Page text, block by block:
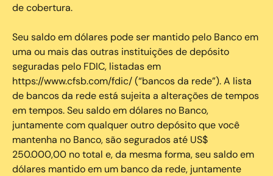
de cobertura.
Seu saldo em dólares pode ser mantido pelo Banco em
uma ou mais das outras instituições de depósito
seguradas pelo FDIC, listadas em
https://www.cfsb.com/fdic/ (“bancos da rede”). A lista
de bancos da rede está sujeita a alterações de tempos
em tempos. Seu saldo em dólares no Banco,
juntamente com qualquer outro depósito que você
mantenha no Banco, são segurados até US$
250.000,00 no total e, da mesma forma, seu saldo em
dólares mantido em um banco da rede, juntamente